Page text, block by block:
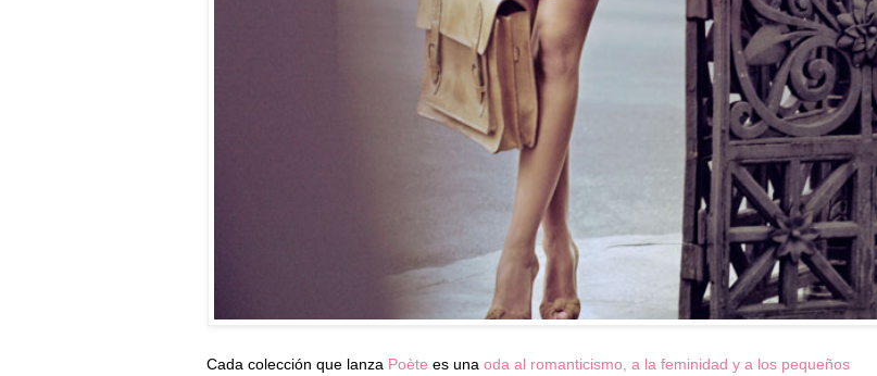
Cada colección que lanza Poète es una oda al romanticismo, a la feminidad y a los pequeños